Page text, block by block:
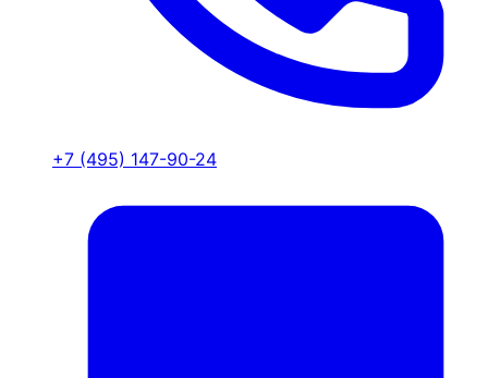
+7 (495) 147-90-24